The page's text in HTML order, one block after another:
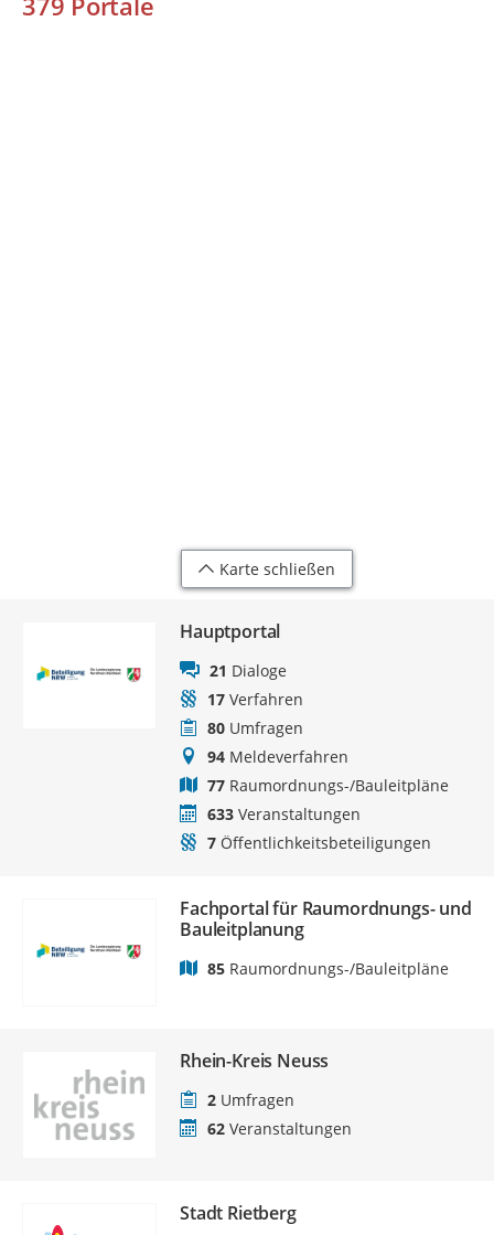
Karte schließen
Hauptportal
21 Dialoge
17 Verfahren
80 Umfragen
94 Meldeverfahren
77 Raumordnungs-/Bauleitpläne
633 Veranstaltungen
7 Öffentlichkeitsbeteiligungen
Fachportal für Raumordnungs- und
Bauleitplanung
85 Raumordnungs-/Bauleitpläne
Rhein-Kreis Neuss
2 Umfragen
62 Veranstaltungen
Stadt Rietberg